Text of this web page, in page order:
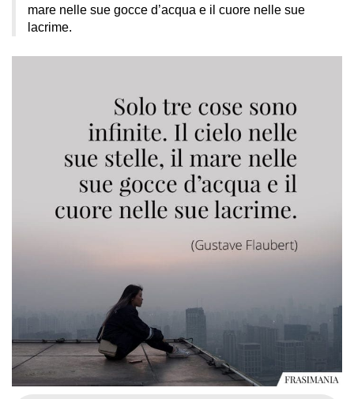
mare nelle sue gocce d’acqua e il cuore nelle sue
lacrime.